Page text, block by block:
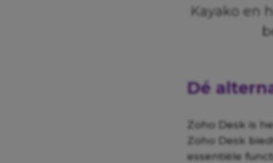
Kayako en
Dé
Zoho Desk is
Zoho Desk
essentiële